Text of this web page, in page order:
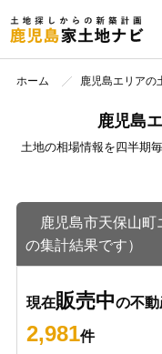
ホーム 鹿児島エリアの
鹿児島
土地の相場情報を四半期
鹿児島市天保山町
の集計結果です）
現在販売中の不動
2,981件